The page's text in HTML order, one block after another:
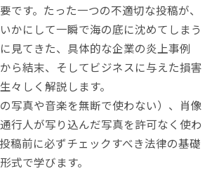
です。たった一つの不適切な投稿が、
かにして一瞬で海の底に沈めてしまう
見てきた、具体的な企業の炎上事例
ら結末、そしてビジネスに与えた損害
々しく解説します。
写真や音楽を無断で使わない）、肖像
行人が写り込んだ写真を許可なく使わ
稿前に必ずチェックすべき法律の基礎
式で学びます。